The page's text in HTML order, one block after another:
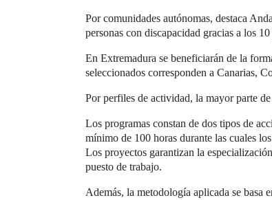
Por comunidades autónomas, destaca
personas con discapacidad gracias a los
En Extremadura se beneficiarán de la
seleccionados corresponden a Canarias,
Por perfiles de actividad, la mayor parte
Los programas constan de dos tipos de
mínimo de 100 horas durante las cuales
Los proyectos garantizan la
puesto de trabajo.
Además, la metodología aplicada se basa